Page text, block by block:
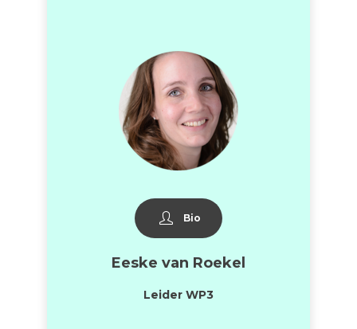
Bio
Eeske van Roekel
Leider WP3